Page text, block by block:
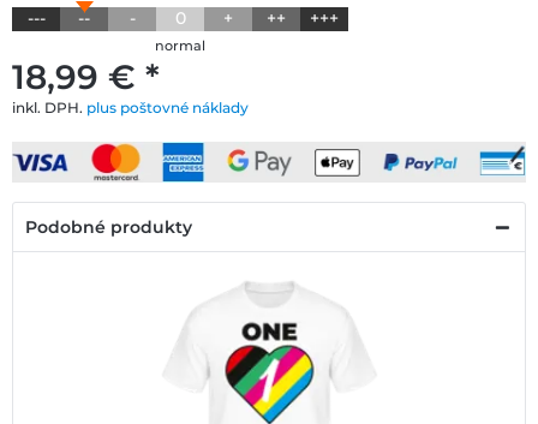
18,99 € *
inkl. DPH. plus poštovné náklady
--- -- - 0 + ++ +++
normal
Podobné produkty